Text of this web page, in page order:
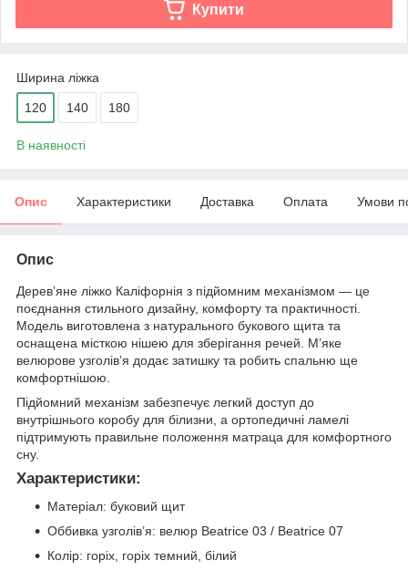
Купити
Ширина ліжка
120 140 180
В наявності
Опис Характеристики Доставка Оплата Умови
Опис
Дерев’яне ліжко Каліфорнія з підйомним механізмом — це
поєднання стильного дизайну, комфорту та практичності.
Модель виготовлена з натурального букового щита та
оснащена місткою нішею для зберігання речей. М’яке
велюрове узголів’я додає затишку та робить спальню ще
комфортнішою.
Підйомний механізм забезпечує легкий доступ до
внутрішнього коробу для білизни, а ортопедичні ламелі
підтримують правильне положення матраца для комфортного
сну.
Характеристики:
Матеріал: буковий щит
Оббивка узголів’я: велюр Beatrice 03 / Beatrice 07
Колір: горіх, горіх темний, білий